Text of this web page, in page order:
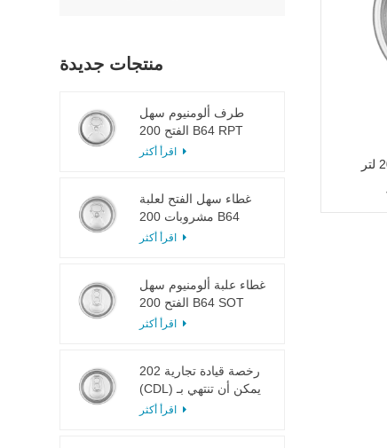
غطاء علبة سهل الفتح سعة 200 لتر
منتجات جديدة
طرف ألومنيوم سهل
الفتح 200 B64 RPT
LOE
غطاء سهل الفتح لعلبة
مشروبات 200 B64
غطاء علبة ألومنيوم سهل
الفتح 200 B64 SOT
LOE
202 رخصة قيادة تجارية
(CDL) يمكن أن تنتهي بـ
SOT LOE فضي خفيف